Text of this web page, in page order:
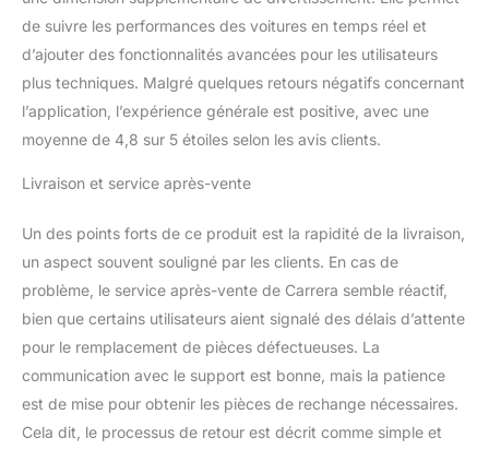
de suivre les performances des voitures en temps réel et
d’ajouter des fonctionnalités avancées pour les utilisateurs
plus techniques. Malgré quelques retours négatifs concernant
l’application, l’expérience générale est positive, avec une
moyenne de 4,8 sur 5 étoiles selon les avis clients.
Livraison et service après-vente
Un des points forts de ce produit est la rapidité de la livraison,
un aspect souvent souligné par les clients. En cas de
problème, le service après-vente de Carrera semble réactif,
bien que certains utilisateurs aient signalé des délais d’attente
pour le remplacement de pièces défectueuses. La
communication avec le support est bonne, mais la patience
est de mise pour obtenir les pièces de rechange nécessaires.
Cela dit, le processus de retour est décrit comme simple et